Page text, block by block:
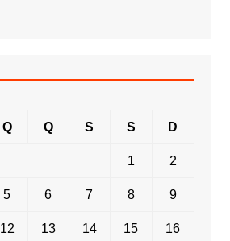
Q Q S S D
1 2
5 6 7 8 9
12 13 14 15 16